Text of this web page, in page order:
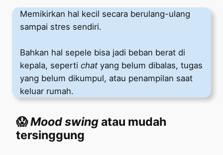
Memikirkan hal kecil secara berulang-ulang
sampai stres sendiri.
Bahkan hal sepele bisa jadi beban berat di
kepala, seperti chat yang belum dibalas, tugas
yang belum dikumpul, atau penampilan saat
keluar rumah.
😱Mood swingatau mudah
tersinggung